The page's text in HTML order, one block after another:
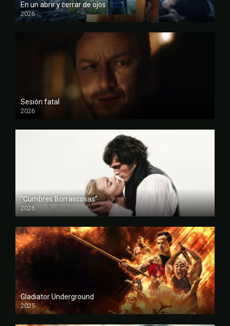
En un abrir y cerrar de ojos
2026
FULL HD
Sesión fatal
2026
FULL HD
“Cumbres Borrascosas”
2026
FULL HD
Gladiator Underground
2025
FULL HD